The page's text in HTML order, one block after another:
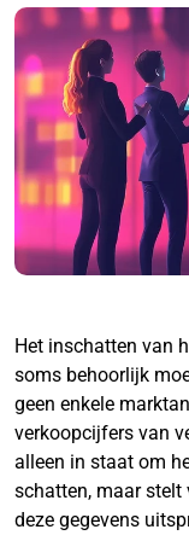
Het inschatten van
soms behoorlijk
geen enkele
verkoopcijfers van
alleen in staat om
schatten, maar stelt
deze gegevens